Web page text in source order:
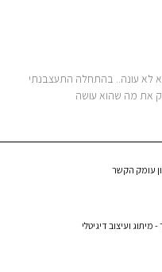
לא עונה.. בהתחלה התעצבנתי
את מה שהוא עושה
עומק הקשר
מיתוג ועיצוב דיגיטלי